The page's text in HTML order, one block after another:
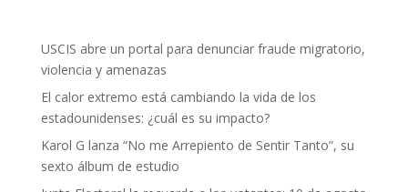
USCIS abre un portal para denunciar fraude migratorio,
violencia y amenazas
El calor extremo está cambiando la vida de los
estadounidenses: ¿cuál es su impacto?
Karol G lanza “No me Arrepiento de Sentir Tanto”, su
sexto álbum de estudio